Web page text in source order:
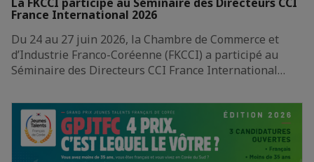
France International 2026
Du 24 au 27 juin 2026, la Chambre de Commerce et
d’Industrie Franco-Coréenne (FKCCI) a participé au
Séminaire des Directeurs CCI France International…